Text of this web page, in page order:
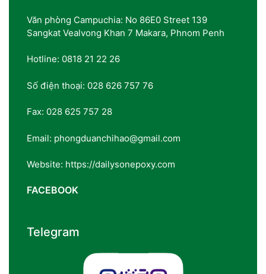
Văn phòng Campuchia: No 86E0 Street 139
Sangkat Vealvong Khan 7 Makara, Phnom Penh
Hotline: 0818 21 22 26
Số điện thoại: 028 626 757 76
Fax: 028 625 757 28
Email: phongduanchihao@gmail.com
Website: https://dailysonepoxy.com
FACEBOOK
Telegram